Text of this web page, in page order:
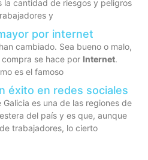
la cantidad de riesgos y peligros
y
por internet
cambiado. Sea bueno o malo,
se hace por Internet.
es el famoso
éxito en redes sociales
es una de las regiones de
del país y es que, aunque
trabajadores, lo cierto